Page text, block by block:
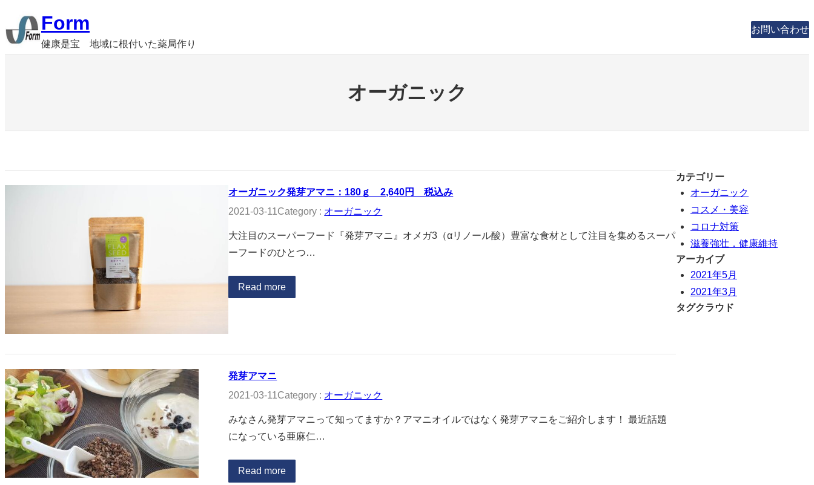
容
を
Form
健康是宝 地域に根付いた薬局作り
お問い合わせ
オーガニック
オーガニック発芽アマニ：180ｇ 2,640円 税込み
2021-03-11Category : オーガニック
大注目のスーパーフード『発芽アマニ』オメガ3（αリノール酸）豊富な食材として注目を集めるスーパ
ーフードのひとつ…
Read more
発芽アマニ
2021-03-11Category : オーガニック
みなさん発芽アマニって知ってますか？アマニオイルではなく発芽アマニをご紹介します！ 最近話題
になっている亜麻仁…
Read more
カテゴリー
オーガニック
コスメ・美容
コロナ対策
滋養強壮．健康維持
アーカイブ
2021年5月
2021年3月
タグクラウド